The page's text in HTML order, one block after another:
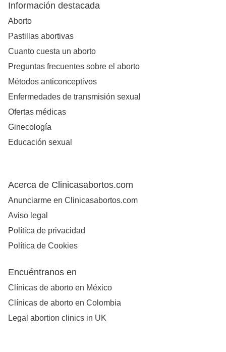
Información destacada
Aborto
Pastillas abortivas
Cuanto cuesta un aborto
Preguntas frecuentes sobre el aborto
Métodos anticonceptivos
Enfermedades de transmisión sexual
Ofertas médicas
Ginecología
Educación sexual
Acerca de Clinicasabortos.com
Anunciarme en Clinicasabortos.com
Aviso legal
Política de privacidad
Política de Cookies
Encuéntranos en
Clínicas de aborto en México
Clínicas de aborto en Colombia
Legal abortion clinics in UK